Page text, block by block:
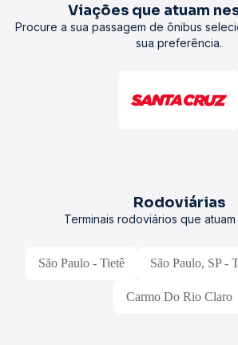
Viações que atuam
Procure a sua passagem de ônibus
sua preferência.
Rodoviárias
Terminais rodoviários que
São Paulo - Tietê São Paulo, SP -
Carmo Do Rio Claro